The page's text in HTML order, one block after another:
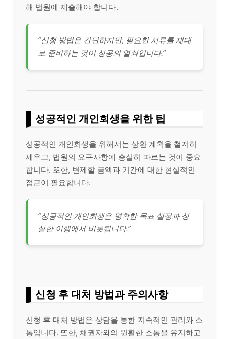
해 법원에 제출해야 합니다.
“신청 방법은 간단하지만, 필요한 서류를 제대
로 준비하는 것이 성공의 열쇠입니다.”
성공적인 개인회생을 위한 팁
성공적인 개인회생을 위해서는 상환 계획을 철저히
세우고, 법원의 요구사항에 충실히 따르는 것이 중요
합니다. 또한, 변제할 금액과 기간에 대한 현실적인
접근이 필요합니다.
“성공적인 개인회생은 명확한 목표 설정과 성
실한 이행에서 비롯됩니다.”
신청 후 대처 방법과 주의사항
신청 후 대처 방법은 상담을 통한 지속적인 관리와 소
통입니다. 또한, 채권자와의 원활한 소통을 유지하고